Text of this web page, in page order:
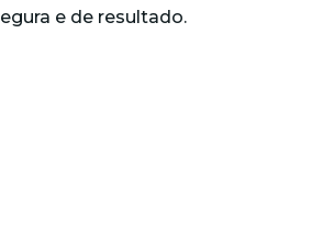
e de resultado.